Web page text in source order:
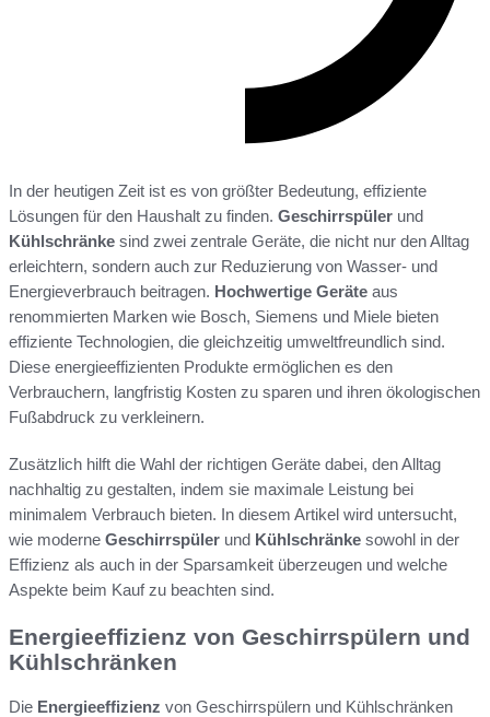
In der heutigen Zeit ist es von größter Bedeutung, effiziente
Lösungen für den Haushalt zu finden. Geschirrspüler und
Kühlschränke sind zwei zentrale Geräte, die nicht nur den Alltag
erleichtern, sondern auch zur Reduzierung von Wasser- und
Energieverbrauch beitragen. Hochwertige Geräte aus
renommierten Marken wie Bosch, Siemens und Miele bieten
effiziente Technologien, die gleichzeitig umweltfreundlich sind.
Diese energieeffizienten Produkte ermöglichen es den
Verbrauchern, langfristig Kosten zu sparen und ihren ökologischen
Fußabdruck zu verkleinern.
Zusätzlich hilft die Wahl der richtigen Geräte dabei, den Alltag
nachhaltig zu gestalten, indem sie maximale Leistung bei
minimalem Verbrauch bieten. In diesem Artikel wird untersucht,
wie moderne Geschirrspüler und Kühlschränke sowohl in der
Effizienz als auch in der Sparsamkeit überzeugen und welche
Aspekte beim Kauf zu beachten sind.
Energieeffizienz von Geschirrspülern und
Kühlschränken
Die Energieeffizienz von Geschirrspülern und Kühlschränken